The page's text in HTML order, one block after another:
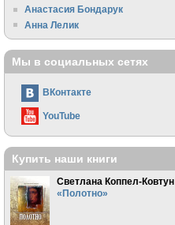
Анастасия Бондарук
Анна Лелик
Мы в социальных сетях
ВКонтакте
YouTube
Купить наши книги
Светлана Коппел-Ковтун
«Полотно»